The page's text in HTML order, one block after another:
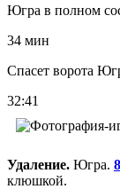
Югра в полном
34 мин
Спасет ворота
32:41
Удаление. Югра.
клюшкой.